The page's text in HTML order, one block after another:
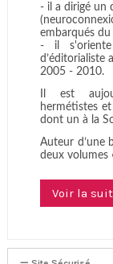
- il a dirigé un
embarqués
- il
d’éditorialiste
2005 - 2010.
Il est
hermétistes
dont un à la
Auteur d’une
deux volumes
Voir la